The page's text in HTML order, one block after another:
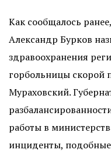
Как сообщалось
Александр Бурков
здравоохранения
горбольницы
Мураховский.
работы в
инциденты,